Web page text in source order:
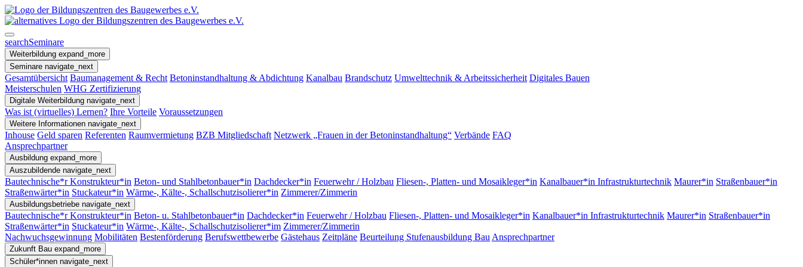
searchSeminare
Weiterbildung expand_more
Seminare navigate_next
Gesamtübersicht Baumanagement & Recht Betoninstandhaltung & Abdichtung Kanalbau Brandschutz Umwelttechnik & Arbeitssicherheit Digitales Bauen
Meisterschulen WHG Zertifizierung
Digitale Weiterbildung navigate_next
Was ist (virtuelles) Lernen? Ihre Vorteile Voraussetzungen
Weitere Informationen navigate_next
Inhouse Geld sparen Referenten Raumvermietung BZB Mitgliedschaft Netzwerk „Frauen in der Betoninstandhaltung“ Verbände FAQ
Ansprechpartner
Ausbildung expand_more
Auszubildende navigate_next
Bautechnische*r Konstrukteur*in Beton- und Stahlbetonbauer*in Dachdecker*in Feuerwehr / Holzbau Fliesen-, Platten- und Mosaikleger*in Kanalbauer*in Infrastrukturtechnik Maurer*in Straßenbauer*in
Straßenwärter*in Stuckateur*in Wärme-, Kälte-, Schallschutzisolierer*in Zimmerer/Zimmerin
Ausbildungsbetriebe navigate_next
Bautechnische*r Konstrukteur*in Beton- u. Stahlbetonbauer*in Dachdecker*in Feuerwehr / Holzbau Fliesen-, Platten- und Mosaikleger*in Kanalbauer*in Infrastrukturtechnik Maurer*in Straßenbauer*in
Straßenwärter*in Stuckateur*in Wärme-, Kälte-, Schallschutzisolierer*im Zimmerer/Zimmerin
Nachwuchsgewinnung Mobilitäten Bestenförderung Berufswettbewerbe Gästehaus Zeitpläne Beurteilung Stufenausbildung Bau Ansprechpartner
Zukunft Bau expand_more
Schüler*innen navigate_next